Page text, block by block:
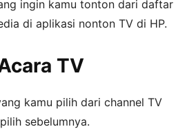
ingin kamu tonton dari daftar
di aplikasi nonton TV di HP.
TV
kamu pilih dari channel TV
sebelumnya.